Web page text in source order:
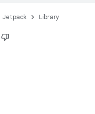
Jetpack Library